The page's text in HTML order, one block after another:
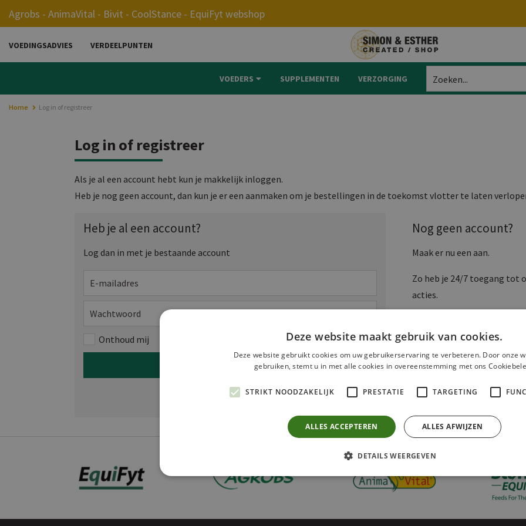
0.00
VOEDERS SUPPLEMENTEN VERZORGING Zoeken...
VOEDINGSADVIES VERDEELPUNTEN
Agrobs - AnimaVital - Bivit - CoolStance - EquiFyt webshop
Home Log in of registreer
Log in of registreer
Als je al een account hebt kun je makkelijk inloggen.
Heb je nog geen account, dan kun je er een aanmaken om je bestellingen in de toekomst vlotter te laten
Heb je al een account?
Log dan in met je bestaande account
Onthoud mij
Wachtwoord vergeten?
Nog geen account?
Maak er nu een aan.
Zo heb je 24/7 toegang tot
acties.
Deze website maakt gebruik van cookies.
Deze website gebruikt cookies om uw gebruikerservaring te verbeteren. Door onze
gebruiken, stemt u in met alle cookies in overeenstemming met ons
STRIKT NOODZAKELIJK PRESTATIE TARGETING
ALLES ACCEPTEREN ALLES AFWIJZEN
DETAILS WEERGEVEN